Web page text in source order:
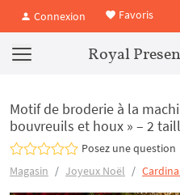
Connexion Favoris
Royal
Motif de broderie à la
bouvreuils et houx » – 2
Posez une question
Magasin
Joyeux Noël